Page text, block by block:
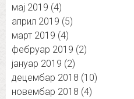
мај 2019 (4)
април 2019 (5)
март 2019 (4)
фебруар 2019 (2)
јануар 2019 (2)
децембар 2018 (10)
новембар 2018 (4)